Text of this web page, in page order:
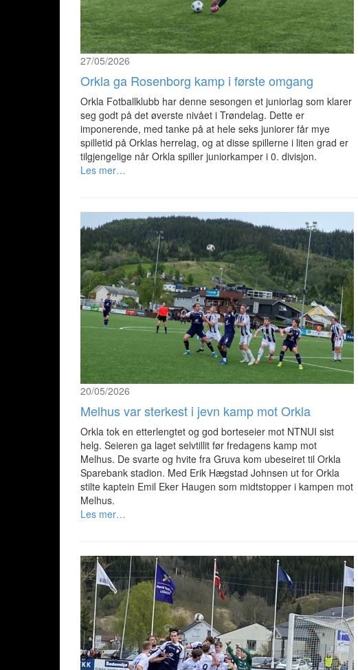
27/05/2026
Orkla ga Rosenborg kamp i første omgang
Orkla Fotballklubb har denne sesongen et juniorlag som klarer
seg godt på det øverste nivået i Trøndelag. Dette er
imponerende, med tanke på at hele seks juniorer får mye
spilletid på Orklas herrelag, og at disse spillerne i liten grad er
tilgjengelige når Orkla spiller juniorkamper i 0. divisjon.
Les mer…
20/05/2026
Melhus var sterkest i jevn kamp mot Orkla
Orkla tok en etterlengtet og god borteseier mot NTNUI sist
helg. Seieren ga laget selvtillit før fredagens kamp mot
Melhus. De svarte og hvite fra Gruva kom ubeseiret til Orkla
Sparebank stadion. Med Erik Hægstad Johnsen ut for Orkla
stilte kaptein Emil Eker Haugen som midtstopper i kampen mot
Melhus.
Les mer…